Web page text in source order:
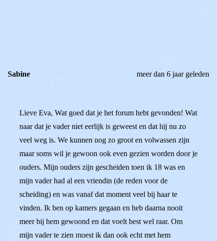
Sabine meer dan 6 jaar geleden
Lieve Eva, Wat goed dat je het forum hebt gevonden! Wat
naar dat je vader niet eerlijk is geweest en dat hij nu zo
veel weg is. We kunnen nog zo groot en volwassen zijn
maar soms wil je gewoon ook even gezien worden door je
ouders. Mijn ouders zijn gescheiden toen ik 18 was en
mijn vader had al een vriendin (de reden voor de
scheiding) en was vanaf dat moment veel bij haar te
vinden. Ik ben op kamers gegaan en heb daarna nooit
meer bij hem gewoond en dat voelt best wel raar. Om
mijn vader te zien moest ik dan ook echt met hem